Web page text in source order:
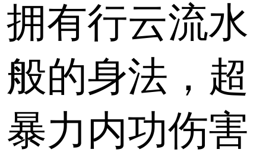
拥有行云流水
般的身法，超
暴力内功伤害